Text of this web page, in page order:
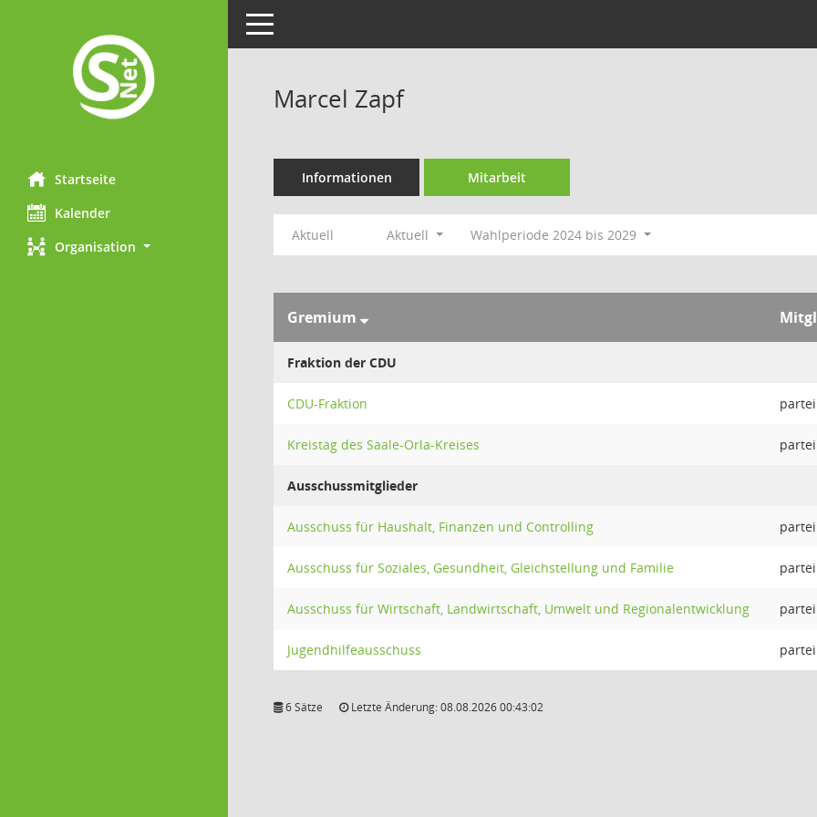
Startseite
Kalender
Organisation
Toggle navigation
Marcel Zapf
Informationen Mitarbeit
Aktuell Aktuell Wahlperiode 2024 bis 2029
Gremium
Fraktion der CDU
CDU-Fraktion
Kreistag des Saale-Orla-Kreises
Ausschussmitglieder
Ausschuss für Haushalt, Finanzen und Controlling
Ausschuss für Soziales, Gesundheit, Gleichstellung und Familie
Ausschuss für Wirtschaft, Landwirtschaft, Umwelt und Regionalentwicklung
Jugendhilfeausschuss
6 Sätze Letzte Änderung: 08.08.2026 00:43:02